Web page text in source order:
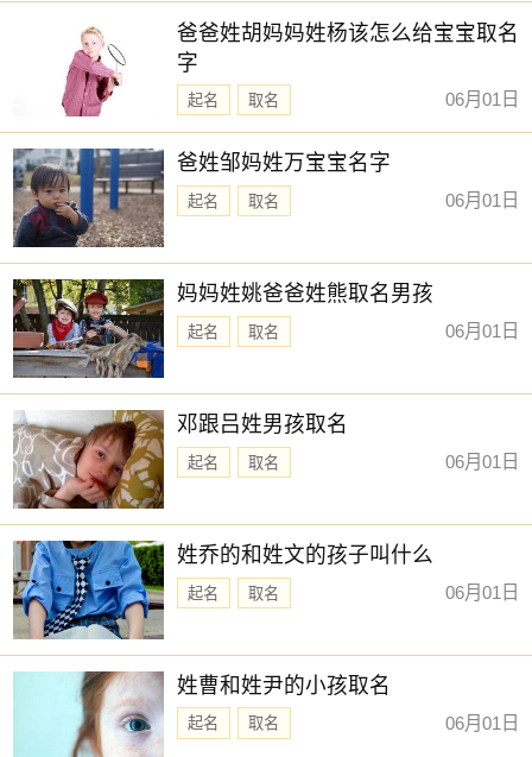
爸爸姓胡妈妈姓杨该怎么给宝宝取名
字
起名 取名 06月01日
爸姓邹妈姓万宝宝名字
起名 取名 06月01日
妈妈姓姚爸爸姓熊取名男孩
起名 取名 06月01日
邓跟吕姓男孩取名
起名 取名 06月01日
姓乔的和姓文的孩子叫什么
起名 取名 06月01日
姓曹和姓尹的小孩取名
起名 取名 06月01日